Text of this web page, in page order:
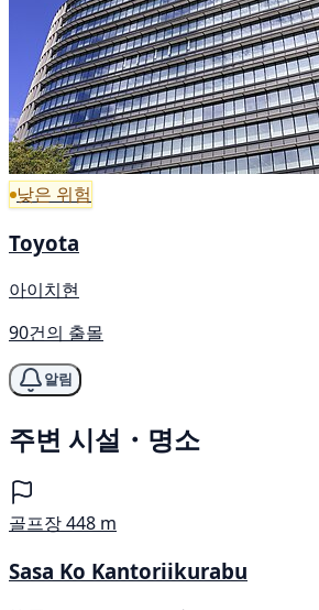
낮은 위험
Toyota
아이치현
90건의 출몰
알림
주변 시설・명소
골프장448 m
Sasa Ko Kantoriikurabu